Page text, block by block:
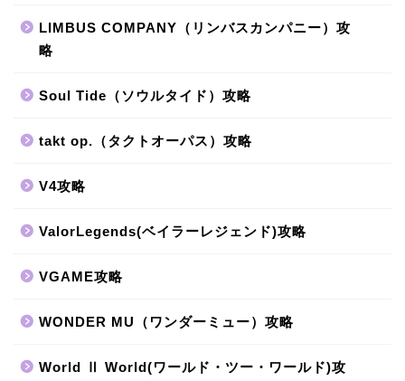
LIMBUS COMPANY（リンバスカンパニー）攻
略
Soul Tide（ソウルタイド）攻略
takt op.（タクトオーパス）攻略
V4攻略
ValorLegends(ベイラーレジェンド)攻略
VGAME攻略
WONDER MU（ワンダーミュー）攻略
World Ⅱ World(ワールド・ツー・ワールド)攻